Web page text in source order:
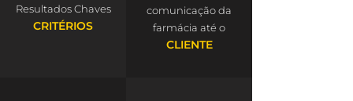
Resultados Chaves
CRITÉRIOS
comunicação da
farmácia até o
CLIENTE